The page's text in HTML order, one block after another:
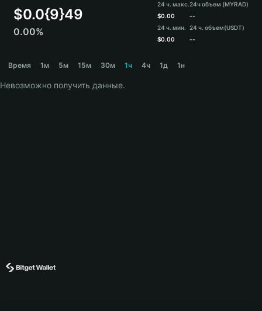
Español
Português (Brasil)
$0.0{9}49
0.00%
24 ч. макс.
$0.00
24 ч. мин.
$0.00
24ч объем (MYRAD)
--
24 ч. объем(USDT)
--
Время 1м 5м 15м 30м 1ч 4ч 1д 1н
Невозможно получить данные.